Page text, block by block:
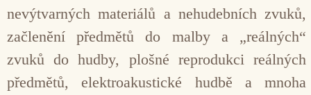
nevýtvarných materiálů a nehudebních zvuků,
začlenění předmětů do malby a „reálných“
zvuků do hudby, plošné reprodukci reálných
předmětů, elektroakustické hudbě a mnoha